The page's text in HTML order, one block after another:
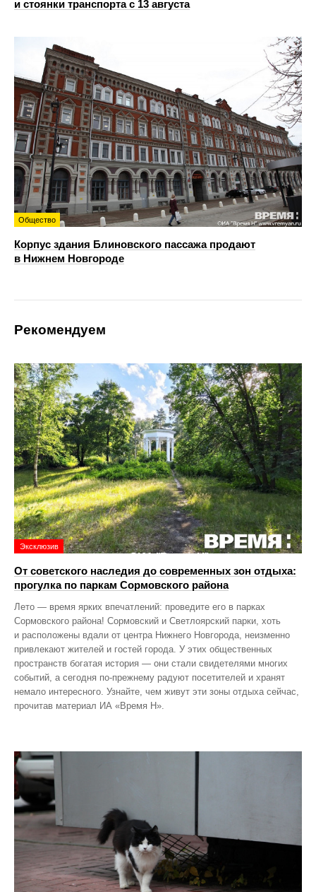
и стоянки транспорта с 13 августа
Общество
Корпус здания Блиновского пассажа продают
в Нижнем Новгороде
Рекомендуем
Эксклюзив
От советского наследия до современных зон отдыха:
прогулка по паркам Сормовского района
Лето — время ярких впечатлений: проведите его в парках
Сормовского района! Сормовский и Светлоярский парки, хоть
и расположены вдали от центра Нижнего Новгорода, неизменно
привлекают жителей и гостей города. У этих общественных
пространств богатая история — они стали свидетелями многих
событий, а сегодня по‑прежнему радуют посетителей и хранят
немало интересного. Узнайте, чем живут эти зоны отдыха сейчас,
прочитав материал ИА «Время Н».